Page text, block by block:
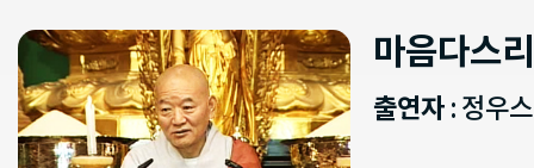
마음다스
출연자: 정우